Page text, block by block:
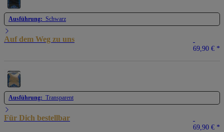
Ausführung: Schwarz
Auf dem Weg zu uns
69,90 € *
Ausführung: Transparent
Für Dich bestellbar
69,90 € *